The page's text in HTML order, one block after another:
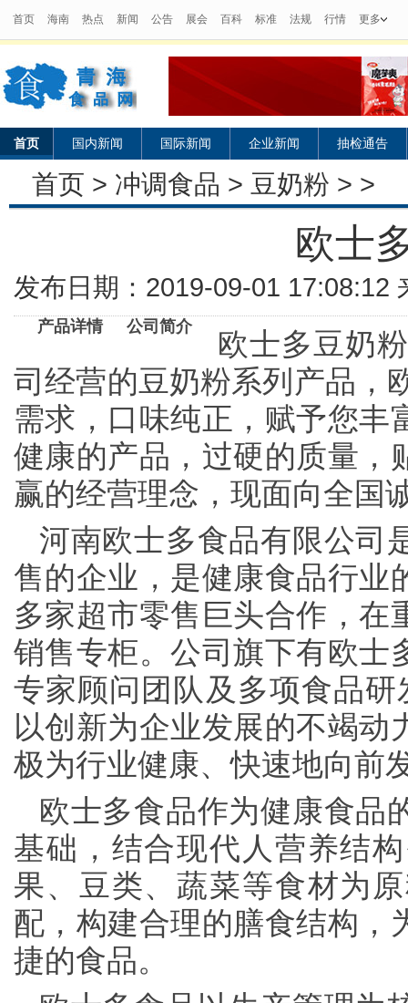
首页 海南 热点 新闻 公告 展会 百科 标准 法规 行情 更多
首页 国内新闻 国际新闻 企业新闻 抽检通告
首页 > 冲调食品 > 豆奶粉 > >
欧士
发布日期：2019-09-01 17:08:12
产品详情 公司简介
欧士多豆奶
司经营的豆奶粉系列产品，
需求，口味纯正，赋予您丰
健康的产品，过硬的质量，
赢的经营理念，现面向全国
河南欧士多食品有限公司
售的企业，是健康食品行业
多家超市零售巨头合作，在
销售专柜。公司旗下有欧士
专家顾问团队及多项食品
以创新为企业发展的不竭
极为行业健康、快速地向前
欧士多食品作为健康食品
基础，结合现代人营养结
果、豆类、蔬菜等食材为
配，构建合理的膳食结构，
捷的食品。